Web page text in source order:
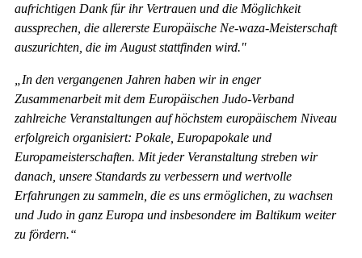
aufrichtigen Dank für ihr Vertrauen und die Möglichkeit
aussprechen, die allererste Europäische Ne-waza-Meisterschaft
auszurichten, die im August stattfinden wird."
„In den vergangenen Jahren haben wir in enger
Zusammenarbeit mit dem Europäischen Judo-Verband
zahlreiche Veranstaltungen auf höchstem europäischem Niveau
erfolgreich organisiert: Pokale, Europapokale und
Europameisterschaften. Mit jeder Veranstaltung streben wir
danach, unsere Standards zu verbessern und wertvolle
Erfahrungen zu sammeln, die es uns ermöglichen, zu wachsen
und Judo in ganz Europa und insbesondere im Baltikum weiter
zu fördern.“